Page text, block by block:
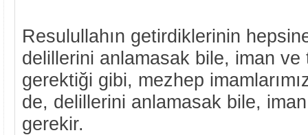
Resulullahın getirdiklerinin
delillerini anlamasak bile, iman ve
gerektiği gibi, mezhep
de, delillerini anlamasak bile,
gerekir.